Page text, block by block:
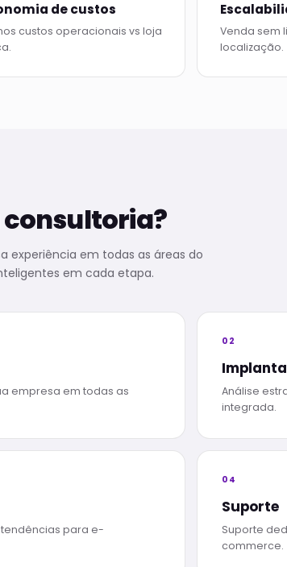
de custos
custos operacionais vs loja
Venda sem
localização.
consultoria?
experiência em todas as áreas do
em cada etapa.
empresa em todas as
02
Análise
integrada.
para e-
04
Suporte
Suporte
commerce.